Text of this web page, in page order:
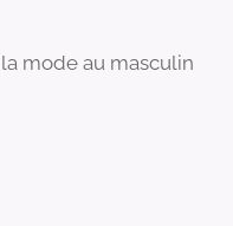
mode au masculin